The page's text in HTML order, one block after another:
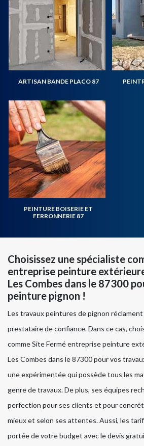
ARTISAN BANDE PLACO 87
PEINTURE BOISERIE ET
FERRONNERIE 87
Choisissez une spécialiste
entreprise peinture
Les Combes dans le 87300
peinture pignon !
Les travaux peintures de pignon réclament
prestataire de confiance. Dans ce cas,
comme Site Fermé entreprise peinture
Les Combes dans le 87300 pour vos
une expérimentée qui possède tous les
genre de travaux. De plus, ses équipes
perfection pour ses clients et pour
mieux et selon ses attentes. Aussi, les
portée de votre budget avec le devis